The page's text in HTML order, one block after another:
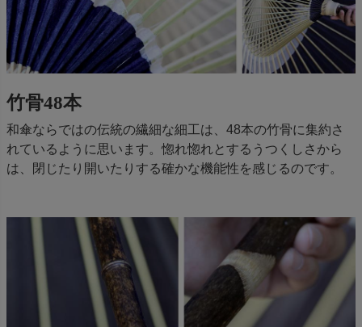
竹骨48本
和傘ならではの伝統の繊細な細工は、48本の竹骨に集約さ
れているように思います。惚れ惚れとするうつくしさから
は、閉じたり開いたりする確かな機能性を感じるのです。